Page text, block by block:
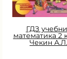
ГДЗ
математика 2
Чекин А.Л.